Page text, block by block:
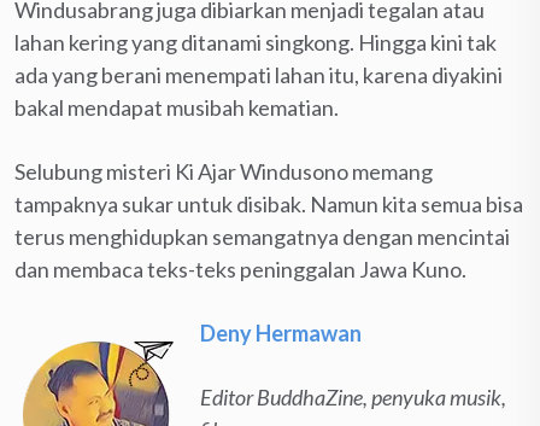
Windusabrang juga dibiarkan menjadi tegalan atau
lahan kering yang ditanami singkong. Hingga kini tak
ada yang berani menempati lahan itu, karena diyakini
bakal mendapat musibah kematian.
Selubung misteri Ki Ajar Windusono memang
tampaknya sukar untuk disibak. Namun kita semua bisa
terus menghidupkan semangatnya dengan mencintai
dan membaca teks-teks peninggalan Jawa Kuno.
Deny Hermawan
Editor BuddhaZine, penyuka musik,